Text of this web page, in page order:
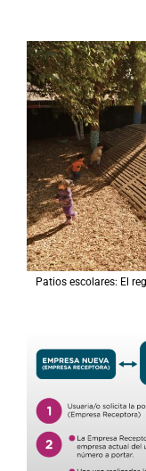
Patios escolares: El